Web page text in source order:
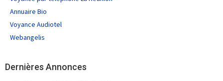
Annuaire Bio
Voyance Audiotel
Webangelis
Dernières Annonces